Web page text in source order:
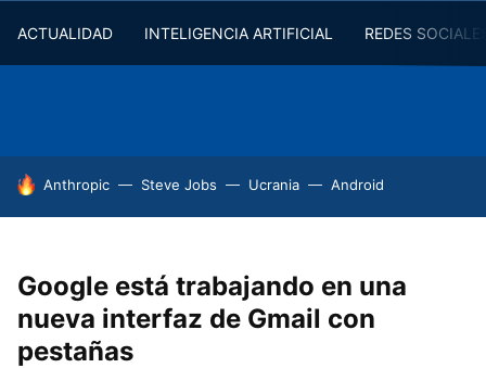
ACTUALIDAD INTELIGENCIA ARTIFICIAL REDES
HOY SE HABLA DE
Anthropic Steve Jobs Ucrania Android
Google está trabajando en una
nueva interfaz de Gmail con
pestañas